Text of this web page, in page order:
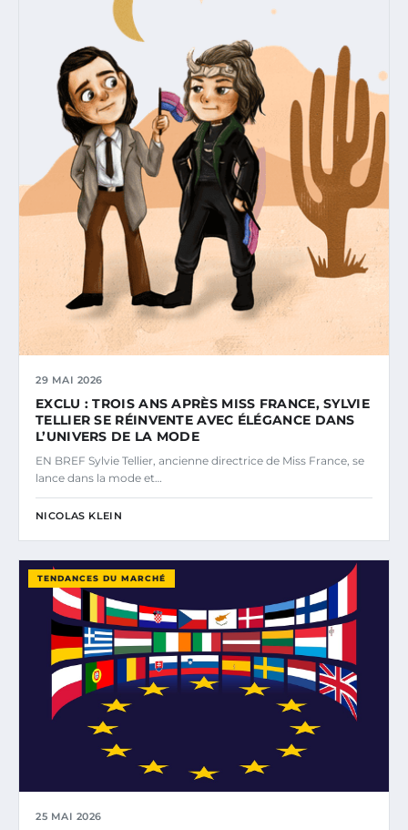
29 MAI 2026
EXCLU : TROIS ANS APRÈS MISS FRANCE, SYLVIE
TELLIER SE RÉINVENTE AVEC ÉLÉGANCE DANS
L’UNIVERS DE LA MODE
EN BREF Sylvie Tellier, ancienne directrice de Miss France, se
lance dans la mode et…
NICOLAS KLEIN
TENDANCES DU MARCHÉ
25 MAI 2026